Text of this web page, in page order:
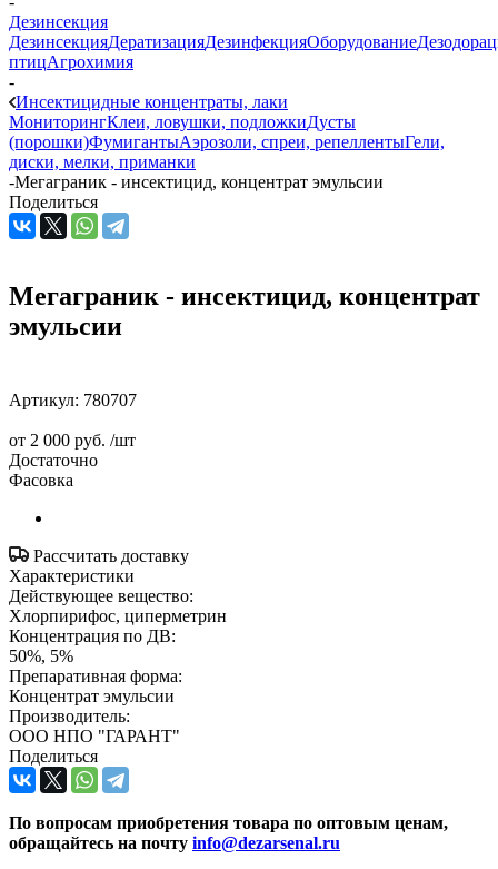
Дезинсекция
ДезинсекцияДератизацияДезинфекцияОборудование
птицАгрохимия
-
Инсектицидные концентраты, лаки
МониторингКлеи, ловушки, подложкиДусты
(порошки)ФумигантыАэрозоли, спреи, репеллентыГели,
диски, мелки, приманки
-Мегаграник - инсектицид, концентрат эмульсии
Поделиться
Мегаграник - инсектицид, концентрат
эмульсии
Артикул: 780707
от 2 000 руб. /шт
Достаточно
Фасовка
Рассчитать доставку
Характеристики
Действующее вещество:
Хлорпирифос, циперметрин
Концентрация по ДВ:
50%, 5%
Препаративная форма:
Концентрат эмульсии
Производитель:
ООО НПО "ГАРАНТ"
Поделиться
По вопросам приобретения товара по оптовым ценам,
обращайтесь на почту info@dezarsenal.ru